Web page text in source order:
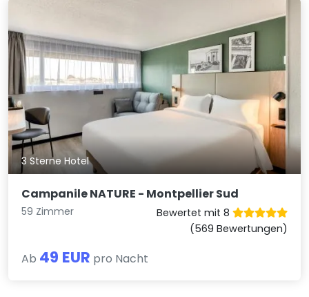
3 Sterne Hotel
Campanile NATURE - Montpellier Sud
59 Zimmer
Bewertet mit 8
(569 Bewertungen)
Ab 49 EUR pro Nacht